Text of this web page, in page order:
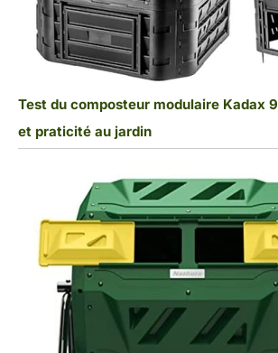
Test du composteur modulaire Kadax
et praticité au jardin